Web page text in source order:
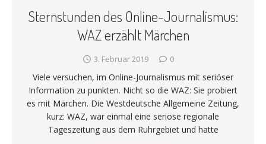
Sternstunden des Online-Journalismus:
WAZ erzählt Märchen
3. Februar 2019 0
Viele versuchen, im Online-Journalismus mit seriöser
Information zu punkten. Nicht so die WAZ: Sie probiert
es mit Märchen. Die Westdeutsche Allgemeine Zeitung,
kurz: WAZ, war einmal eine seriöse regionale
Tageszeitung aus dem Ruhrgebiet und hatte